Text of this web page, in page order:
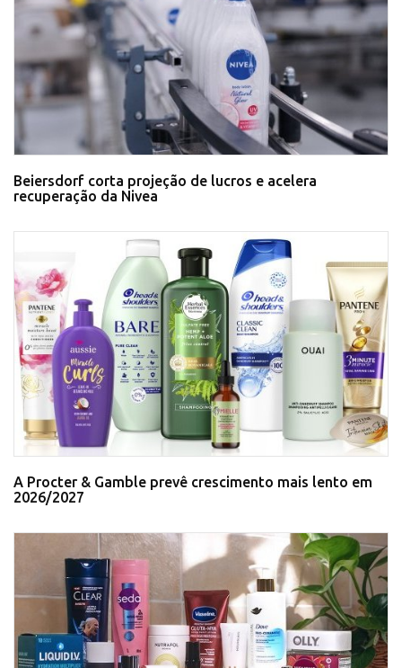
Beiersdorf corta projeção de lucros e acelera
recuperação da Nivea
A Procter & Gamble prevê crescimento mais lento em
2026/2027